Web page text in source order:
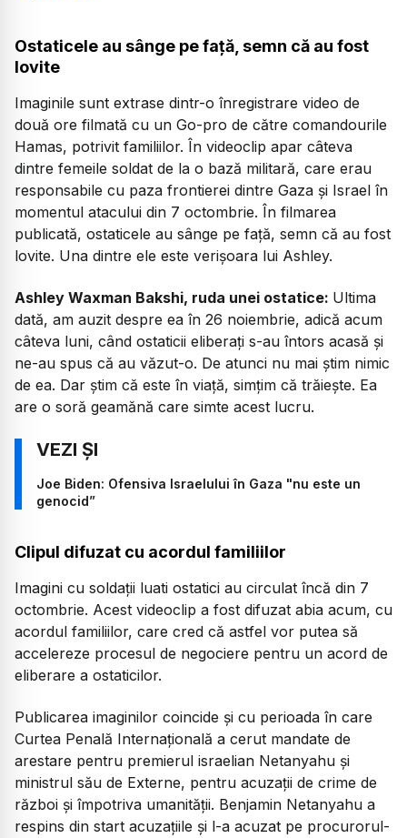
Ostaticele au sânge pe față, semn că au fost
lovite
Imaginile sunt extrase dintr-o înregistrare video de
două ore filmată cu un Go-pro de către comandourile
Hamas, potrivit familiilor. În videoclip apar câteva
dintre femeile soldat de la o bază militară, care erau
responsabile cu paza frontierei dintre Gaza și Israel în
momentul atacului din 7 octombrie. În filmarea
publicată, ostaticele au sânge pe față, semn că au fost
lovite. Una dintre ele este verișoara lui Ashley.
Ashley Waxman Bakshi, ruda unei ostatice: Ultima
dată, am auzit despre ea în 26 noiembrie, adică acum
câteva luni, când ostaticii eliberați s-au întors acasă și
ne-au spus că au văzut-o. De atunci nu mai știm nimic
de ea. Dar știm că este în viață, simțim că trăiește. Ea
are o soră geamănă care simte acest lucru.
Joe Biden: Ofensiva Israelului în Gaza "nu este un
genocid”
Clipul difuzat cu acordul familiilor
Imagini cu soldații luati ostatici au circulat încă din 7
octombrie. Acest videoclip a fost difuzat abia acum, cu
acordul familiilor, care cred că astfel vor putea să
accelereze procesul de negociere pentru un acord de
eliberare a ostaticilor.
Publicarea imaginilor coincide și cu perioada în care
Curtea Penală Internațională a cerut mandate de
arestare pentru premierul israelian Netanyahu și
ministrul său de Externe, pentru acuzații de crime de
război şi împotriva umanităţii. Benjamin Netanyahu a
respins din start acuzațiile și l-a acuzat pe procurorul-